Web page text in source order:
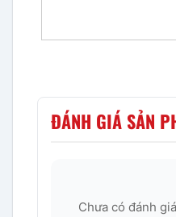
ĐÁNH GIÁ SẢN
Chưa có đánh